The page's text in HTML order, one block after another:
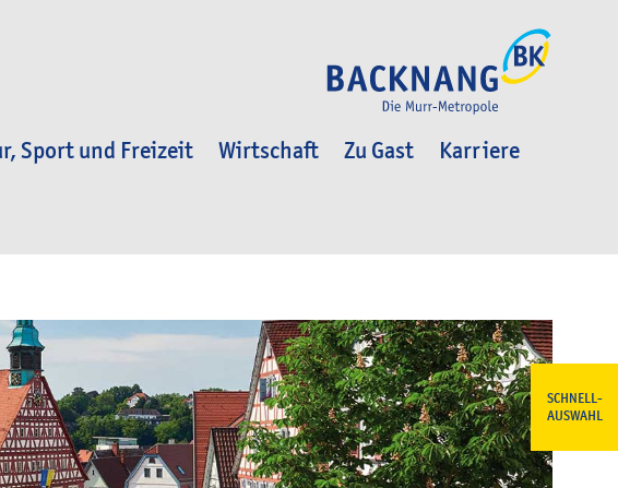
Sport und Freizeit Wirtschaft Zu Gast
Karriere
SCHNELL-
AUSWAHL